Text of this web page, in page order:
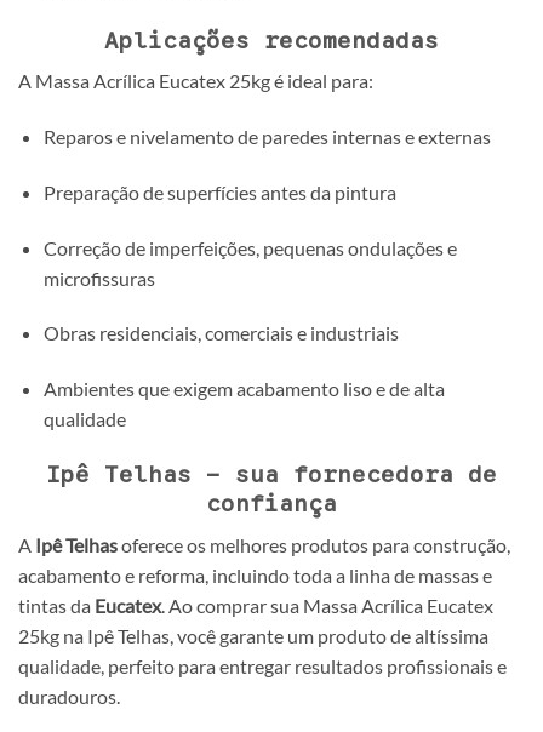
Aplicações recomendadas
A Massa Acrílica Eucatex 25kg é ideal para:
Reparos e nivelamento de paredes internas e externas
Preparação de superfícies antes da pintura
Correção de imperfeições, pequenas ondulações e
microfissuras
Obras residenciais, comerciais e industriais
Ambientes que exigem acabamento liso e de alta
qualidade
Ipê Telhas – sua fornecedora de
confiança
A Ipê Telhasoferece os melhores produtos para construção,
acabamento e reforma, incluindo toda a linha de massas e
tintas da Eucatex. Ao comprar sua Massa Acrílica Eucatex
25kg na Ipê Telhas, você garante um produto de altíssima
qualidade, perfeito para entregar resultados profissionais e
duradouros.